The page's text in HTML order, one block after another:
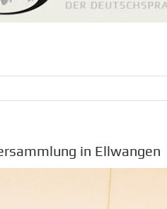
in Ellwangen